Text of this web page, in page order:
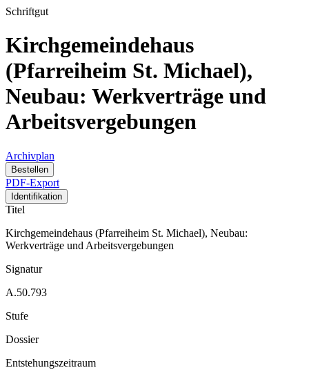
Schriftgut
Kirchgemeindehaus
(Pfarreiheim St. Michael),
Neubau: Werkverträge und
Arbeitsvergebungen
Archivplan
Bestellen
PDF-Export
Identifikation
Titel
Kirchgemeindehaus (Pfarreiheim St. Michael), Neubau:
Werkverträge und Arbeitsvergebungen
Signatur
A.50.793
Stufe
Dossier
Entstehungszeitraum